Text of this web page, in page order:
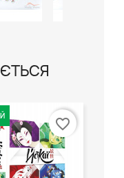
favorite_border